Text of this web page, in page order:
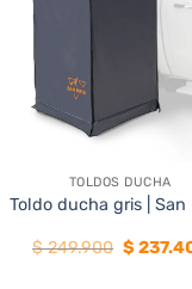
TOLDOS DUCHA
Toldo ducha gris | San
$249.900 El
$